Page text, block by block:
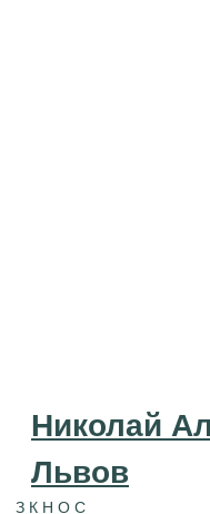
Николай
Львов
З К Н О С